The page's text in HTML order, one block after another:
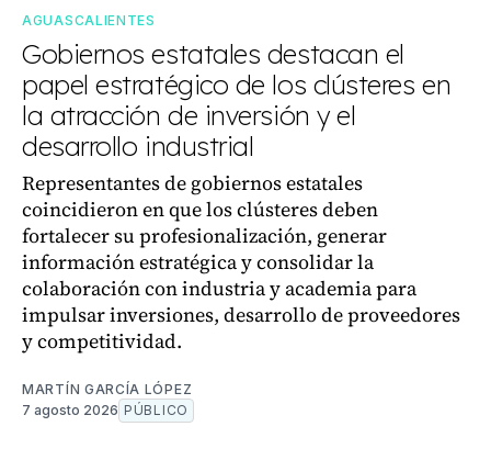
AGUASCALIENTES
Gobiernos estatales destacan el
papel estratégico de los clústeres en
la atracción de inversión y el
desarrollo industrial
Representantes de gobiernos estatales
coincidieron en que los clústeres deben
fortalecer su profesionalización, generar
información estratégica y consolidar la
colaboración con industria y academia para
impulsar inversiones, desarrollo de proveedores
y competitividad.
MARTÍN GARCÍA LÓPEZ
7 agosto 2026 PÚBLICO